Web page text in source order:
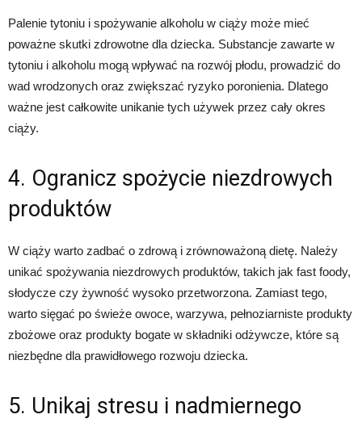
Palenie tytoniu i spożywanie alkoholu w ciąży może mieć
poważne skutki zdrowotne dla dziecka. Substancje zawarte w
tytoniu i alkoholu mogą wpływać na rozwój płodu, prowadzić do
wad wrodzonych oraz zwiększać ryzyko poronienia. Dlatego
ważne jest całkowite unikanie tych używek przez cały okres
ciąży.
4. Ogranicz spożycie niezdrowych
produktów
W ciąży warto zadbać o zdrową i zrównoważoną dietę. Należy
unikać spożywania niezdrowych produktów, takich jak fast foody,
słodycze czy żywność wysoko przetworzona. Zamiast tego,
warto sięgać po świeże owoce, warzywa, pełnoziarniste produkty
zbożowe oraz produkty bogate w składniki odżywcze, które są
niezbędne dla prawidłowego rozwoju dziecka.
5. Unikaj stresu i nadmiernego